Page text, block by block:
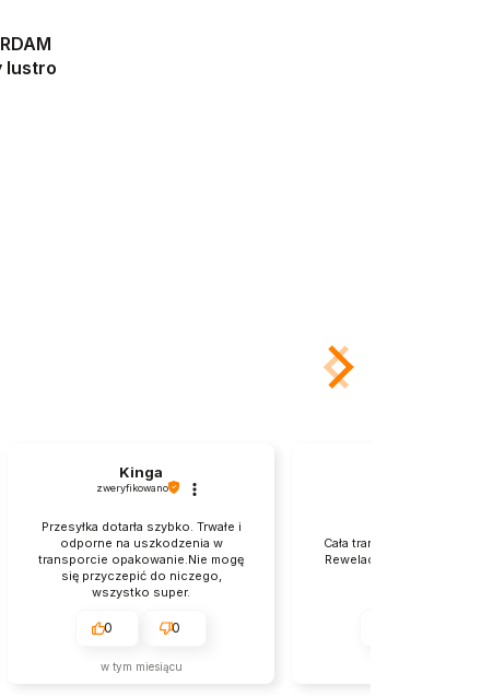
lustro
Kinga
zweryfikowano
Przesyłka dotarła szybko. Trwałe i
odporne na uszkodzenia w
transporcie opakowanie.Nie mogę
się przyczepić do niczego,
wszystko super.
0 0
w tym miesiącu
Cała transakcja zgodnie z
Rewelacja. Szybkość,